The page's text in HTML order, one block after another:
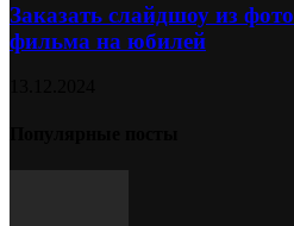
Заказать слайдшоу из
фильма на юбилей